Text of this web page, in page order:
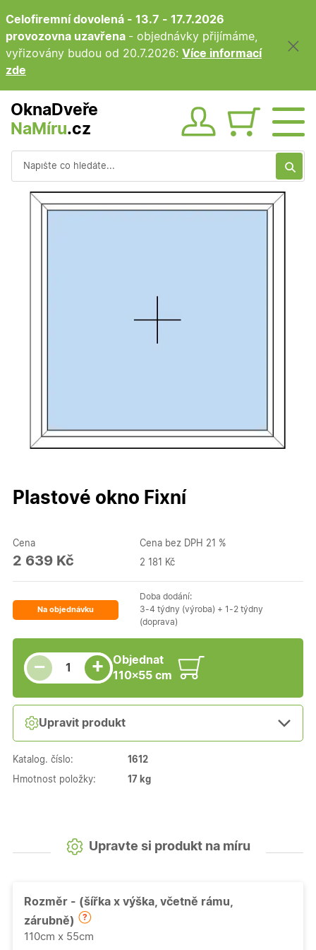
Celofiremní dovolená - 13.7 - 17.7.2026
provozovna uzavřena - objednávky přijímáme,
vyřizovány budou od 20.7.2026: Více informací
zde
OknaDveře
NaMíru.cz Obsah
Vyhledávání
Plastové okno Fixní
Cena
2 639 Kč
Cena bez DPH 21 %
2 181 Kč
Na objednávku
Doba dodání:
3-4 týdny (výroba) + 1-2 týdny
(doprava)
−
Snížit množství
Počet kusů +
Zvýšit množství
Objednat
110×55 cm
Upravit produkt
Katalog. číslo: 1612
Hmotnost položky: 17 kg
Upravte si produkt na míru
Rozměr - (šířka x výška, včetně rámu,
zárubně)
110cm x 55cm